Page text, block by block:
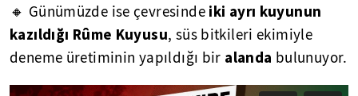
🔸 Günümüzde ise çevresinde iki ayrı kuyunun
kazıldığı Rûme Kuyusu, süs bitkileri ekimiyle
deneme üretiminin yapıldığı bir alanda bulunuyor.